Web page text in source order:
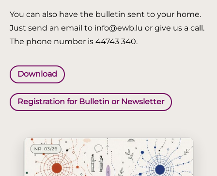
You can also have the bulletin sent to your home.
Just send an email to info@ewb.lu or give us a call.
The phone number is 44743 340.
Download
Registration for Bulletin or Newsletter